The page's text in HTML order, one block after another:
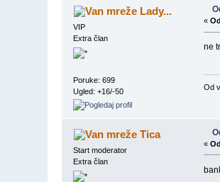
Lady...
VIP
Extra član
Poruke: 699
Ugled: +16/-50
«
ne
Od
Tica
Start moderator
Extra član
«